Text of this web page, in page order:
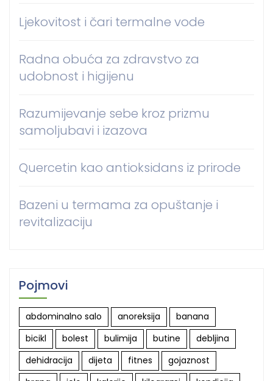
Ljekovitost i čari termalne vode
Radna obuća za zdravstvo za
udobnost i higijenu
Razumijevanje sebe kroz prizmu
samoljubavi i izazova
Quercetin kao antioksidans iz prirode
Bazeni u termama za opuštanje i
revitalizaciju
Pojmovi
abdominalno salo anoreksija
banana
bicikl
bolest bulimija butine
debljina
dehidracija
dijeta fitnes
gojaznost